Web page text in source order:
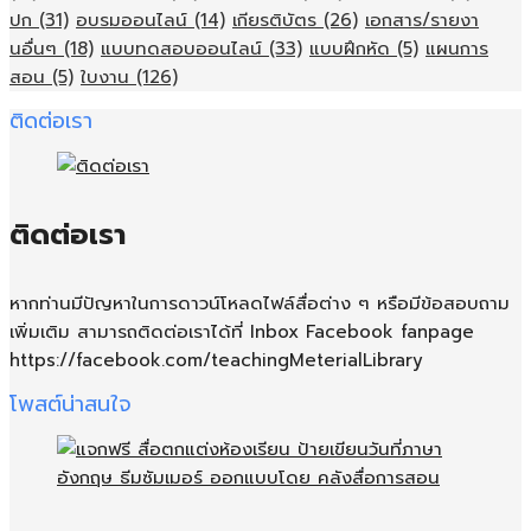
ปก (31) อบรมออนไลน์ (14) เกียรติบัตร (26) เอกสาร/รายงา
นอื่นๆ (18) แบบทดสอบออนไลน์ (33) แบบฝึกหัด (5) แผนการ
สอน (5) ใบงาน (126)
ติดต่อเรา
ติดต่อเรา
หากท่านมีปัญหาในการดาวน์โหลดไฟล์สื่อต่าง ๆ หรือมีข้อสอบถาม
เพิ่มเติม สามารถติดต่อเราได้ที่ Inbox Facebook fanpage
https://facebook.com/teachingMeterialLibrary
โพสต์น่าสนใจ